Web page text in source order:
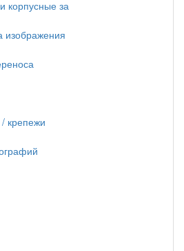
корпусные за
изображения
крепежи